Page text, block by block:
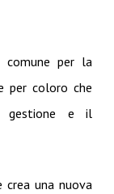
comune per la
per coloro che
gestione e il
crea una nuova